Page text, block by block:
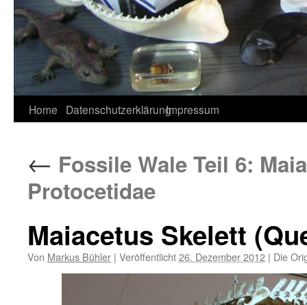
Home DatenschutzerklärungImpressum
← Fossile Wale Teil 6:
Protocetidae
Maiacetus Skelett
Von Markus Bühler | Veröffentlicht26. Dezember 2012 | Die